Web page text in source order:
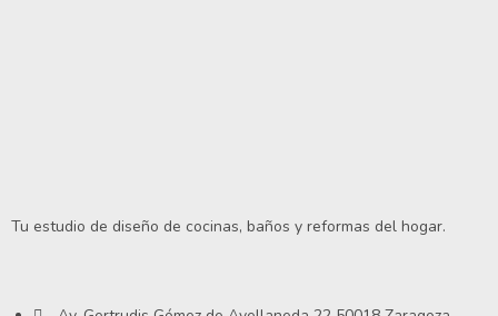
Tu estudio de diseño de cocinas, baños y reformas del hogar.